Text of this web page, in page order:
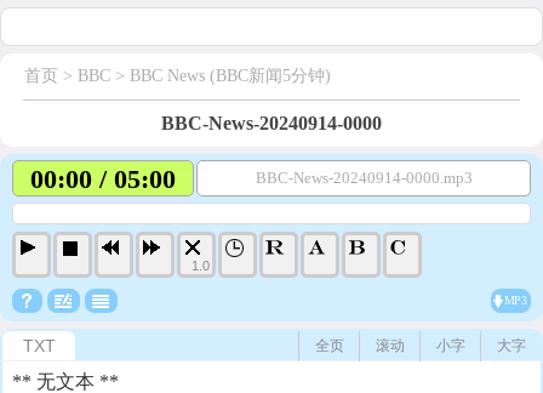
首页 > BBC > BBC News (BBC新闻5分钟)
BBC-News-20240914-0000
00:00 / 05:00 BBC-News-20240914-0000.mp3
1.0
MP3
TXT 大字
小字
滚动
全页
** 无文本 **